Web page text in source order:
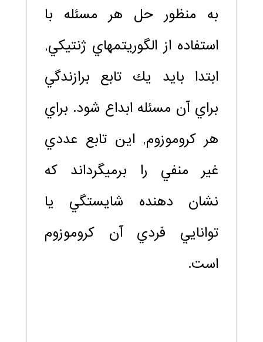
به منظور حل هر مسئله با
استفاده از الگوريتم‏هاي ژنتيكي,
ابتدا بايد يك تابع برازندگي
براي آن مسئله ابداع شود. براي
هر كروموزوم, اين تابع عددي
غير منفي را برمي‏گرداند كه
نشان دهنده شايستگي يا
توانايي فردي آن كروموزوم
است.